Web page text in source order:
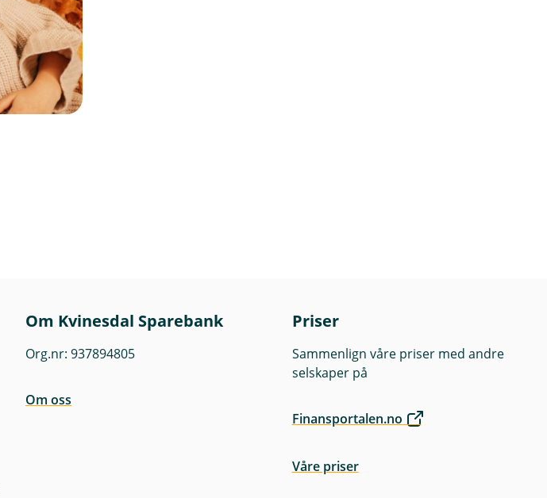
Om Kvinesdal Sparebank
Org.nr: 937894805
Om oss
Priser
Sammenlign våre priser med andre
selskaper på
Finansportalen.no
Våre priser